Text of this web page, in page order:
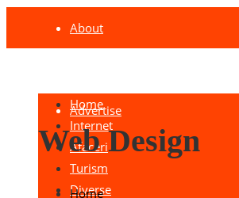
About
Advertise
Home
Internet
Afaceri
Turism
Diverse
Web Design
Home